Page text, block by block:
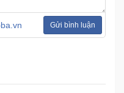
Gửi bình luận